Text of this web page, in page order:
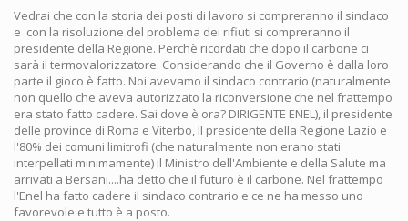
Vedrai che con la storia dei posti di lavoro si compreranno il sindaco
e con la risoluzione del problema dei rifiuti si compreranno il
presidente della Regione. Perchè ricordati che dopo il carbone ci
sarà il termovalorizzatore. Considerando che il Governo è dalla loro
parte il gioco è fatto. Noi avevamo il sindaco contrario (naturalmente
non quello che aveva autorizzato la riconversione che nel frattempo
era stato fatto cadere. Sai dove è ora? DIRIGENTE ENEL), il presidente
delle province di Roma e Viterbo, Il presidente della Regione Lazio e
l'80% dei comuni limitrofi (che naturalmente non erano stati
interpellati minimamente) il Ministro dell'Ambiente e della Salute ma
arrivati a Bersani....ha detto che il futuro è il carbone. Nel frattempo
l'Enel ha fatto cadere il sindaco contrario e ce ne ha messo uno
favorevole e tutto è a posto.